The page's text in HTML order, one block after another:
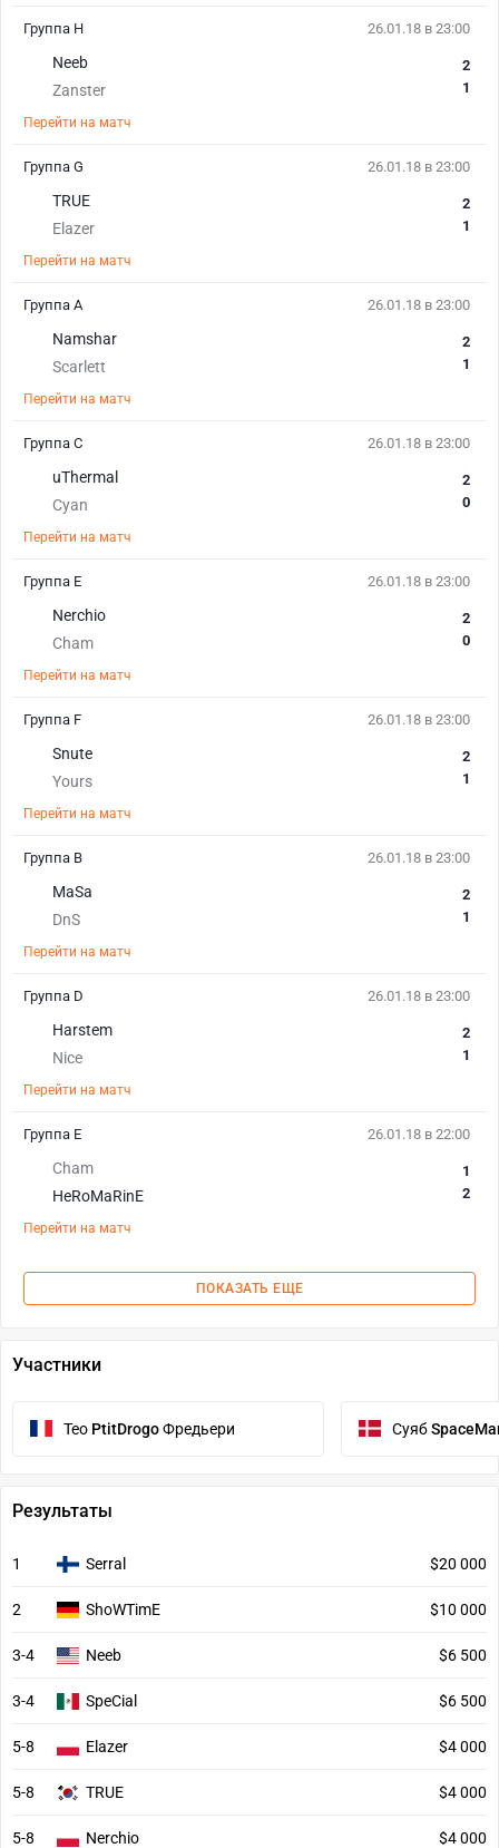
26.01.18 в 23:00
Neeb
Zanster
2
1
Перейти на матч
Группа Н
26.01.18 в 23:00
TRUE
Elazer
2
1
Перейти на матч
Группа G
26.01.18 в 23:00
Namshar
Scarlett
2
1
Перейти на матч
Группа А
26.01.18 в 23:00
uThermal
Cyan
2
0
Перейти на матч
Группа С
26.01.18 в 23:00
Nerchio
Cham
2
0
Перейти на матч
Группа Е
26.01.18 в 23:00
Snute
Yours
2
1
Перейти на матч
Группа F
26.01.18 в 23:00
MaSa
DnS
2
1
Перейти на матч
Группа В
26.01.18 в 23:00
Harstem
Nice
2
1
Перейти на матч
Группа D
26.01.18 в 22:00
Cham
HeRoMaRinE
1
2
Перейти на матч
Группа Е
ПОКАЗАТЬ ЕЩЕ
Участники
Тео PtitDrogoФредьери Суяб
Результаты
1 Serral $20 000
2 ShoWTimE $10 000
3-4 Neeb $6 500
3-4 SpeCial $6 500
5-8 Elazer $4 000
5-8 TRUE $4 000
5-8 Nerchio $4 000